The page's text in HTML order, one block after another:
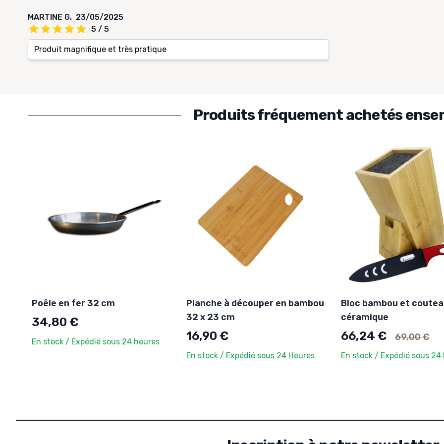
MARTINE G. 23/05/2025
5 / 5
Produit magnifique et très pratique
Produits fréquement achetés
Poêle en fer 32 cm
34,80 €
En stock / Expédié sous 24 heures
Planche à découper en bambou
32 x 23 cm
16,90 €
En stock / Expédié sous 24 Heures
Bloc bambou et
céramique
66,24 € Ancien prix
69,00 €
En stock / Expédié sous 24